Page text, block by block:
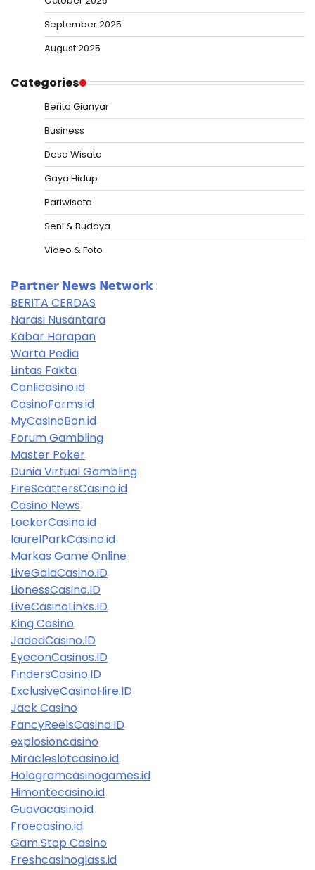
September 2025
August 2025
Categories
Berita Gianyar
Business
Desa Wisata
Gaya Hidup
Pariwisata
Seni & Budaya
Video & Foto
𝗣𝗮𝗿𝘁𝗻𝗲𝗿 𝗡𝗲𝘄𝘀 𝗡𝗲𝘁𝘄𝗼𝗿𝗸 :
BERITA CERDAS
Narasi Nusantara
Kabar Harapan
Warta Pedia
Lintas Fakta
Canlicasino.id
CasinoForms.id
MyCasinoBon.id
Forum Gambling
Master Poker
Dunia Virtual Gambling
FireScattersCasino.id
Casino News
LockerCasino.id
laurelParkCasino.id
Markas Game Online
LiveGalaCasino.ID
LionessCasino.ID
LiveCasinoLinks.ID
King Casino
JadedCasino.ID
EyeconCasinos.ID
FindersCasino.ID
ExclusiveCasinoHire.ID
Jack Casino
FancyReelsCasino.ID
explosioncasino
Miracleslotcasino.id
Hologramcasinogames.id
Himontecasino.id
Guavacasino.id
Froecasino.id
Gam Stop Casino
Freshcasinoglass.id